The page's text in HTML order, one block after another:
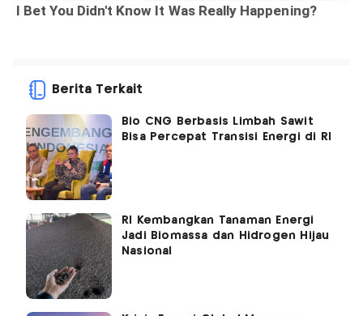
Berita Terkait
Bio CNG Berbasis Limbah Sawit
Bisa Percepat Transisi Energi di RI
RI Kembangkan Tanaman Energi
Jadi Biomassa dan Hidrogen Hijau
Nasional